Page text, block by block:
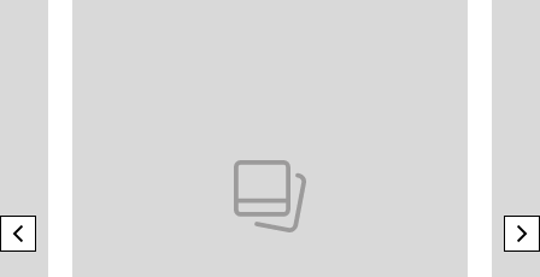
previous element